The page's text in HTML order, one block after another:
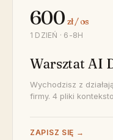
600 zł / os
1 DZIEŃ · 6-8H
Warsztat AI
Wychodzisz z
firmy. 4 pliki
ZAPISZ SIĘ →